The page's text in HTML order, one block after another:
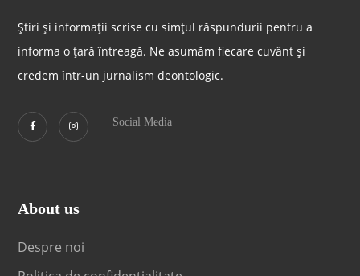
Știri și informații scrise cu simțul răspundurii pentru a
informa o țară întreagă. Ne asumăm fiecare cuvânt și
credem într-un jurnalism deontologic.
Social Media
About us
Despre noi